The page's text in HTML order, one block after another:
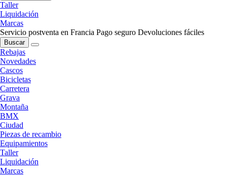
Taller
Liquidación
Marcas
Servicio postventa en Francia Pago seguro Devoluciones fáciles
Buscar
Rebajas
Novedades
Cascos
Bicicletas
Carretera
Grava
Montaña
BMX
Ciudad
Piezas de recambio
Equipamientos
Taller
Liquidación
Marcas